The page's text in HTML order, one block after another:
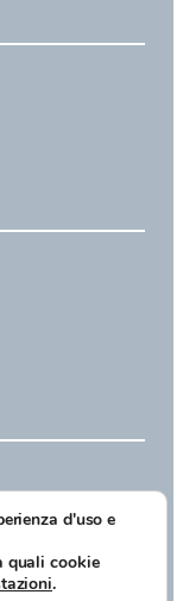
148/7 – 06059 Todi
02265070546 –
d'uso e
quali cookie
.